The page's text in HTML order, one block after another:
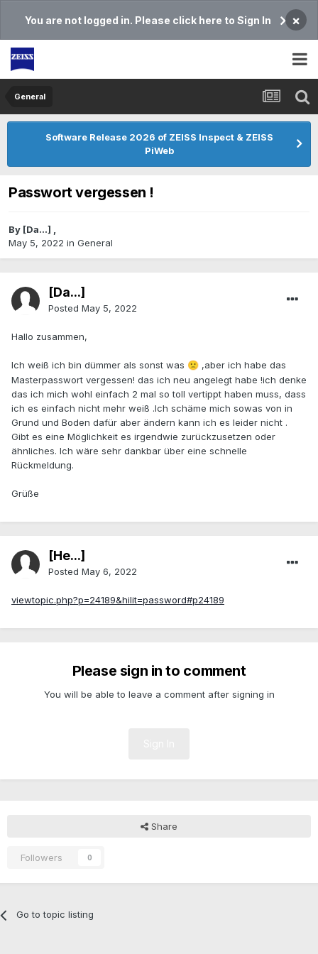
You are not logged in. Please click here to Sign In ×
General
Software Release 2026 of ZEISS Inspect & ZEISS
PiWeb
Passwort vergessen !
By [Da...] ,
May 5, 2022 in General
[Da...]
Posted May 5, 2022
Hallo zusammen,
Ich weiß ich bin dümmer als sonst was 🙁 ,aber ich habe das
Masterpasswort vergessen! das ich neu angelegt habe !ich denke
das ich mich wohl einfach 2 mal so toll vertippt haben muss, dass
ich es einfach nicht mehr weiß .Ich schäme mich sowas von in
Grund und Boden dafür aber ändern kann ich es leider nicht .
Gibt es eine Möglichkeit es irgendwie zurückzusetzen oder
ähnliches. Ich wäre sehr dankbar über eine schnelle
Rückmeldung.
Grüße
[He...]
Posted May 6, 2022
viewtopic.php?p=24189&hilit=password#p24189
Please sign in to comment
You will be able to leave a comment after signing in
Share
Followers 0
Go to topic listing